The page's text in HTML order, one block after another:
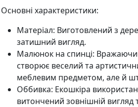
Основні характеристики:
Матеріал: Виготовлений з
затишний вигляд.
Малюнок на спинці:
створює веселий та
меблевим предметом, але й
Оббивка: Екошкіра
витончений зовнішній вигляд